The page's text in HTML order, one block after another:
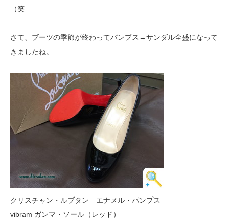
（笑
さて、ブーツの季節が終わってパンプス→サンダル全盛になって
きましたね。
クリスチャン・ルブタン エナメル・パンプス
vibram ガンマ・ソール（レッド）